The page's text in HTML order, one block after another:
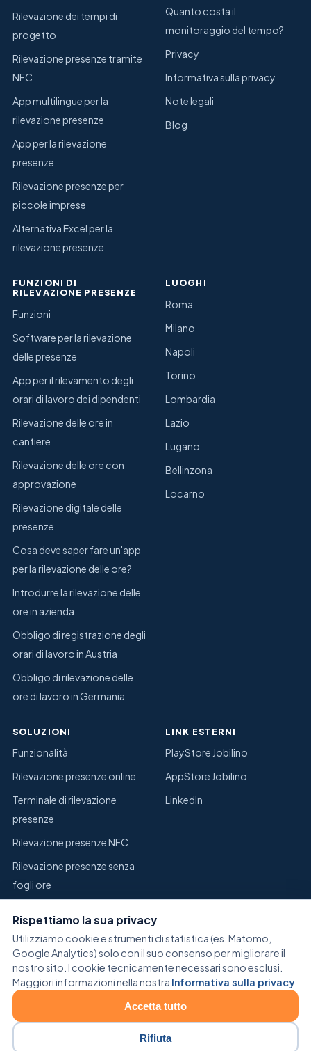
Rilevazione dei tempi di
progetto
Rilevazione presenze tramite
NFC
App multilingue per la
rilevazione presenze
App per la rilevazione
presenze
Rilevazione presenze per
piccole imprese
Alternativa Excel per la
rilevazione presenze
Quanto costa il
monitoraggio del tempo?
Privacy
Informativa sulla privacy
Note legali
Blog
FUNZIONI DI
RILEVAZIONE PRESENZE
Funzioni
Software per la rilevazione
delle presenze
App per il rilevamento degli
orari di lavoro dei dipendenti
Rilevazione delle ore in
cantiere
Rilevazione delle ore con
approvazione
Rilevazione digitale delle
presenze
Cosa deve saper fare un'app
per la rilevazione delle ore?
Introdurre la rilevazione delle
ore in azienda
Obbligo di registrazione degli
orari di lavoro in Austria
Obbligo di rilevazione delle
ore di lavoro in Germania
LUOGHI
Roma
Milano
Napoli
Torino
Lombardia
Lazio
Lugano
Bellinzona
Locarno
SOLUZIONI
Funzionalità
Rilevazione presenze online
Terminale di rilevazione
presenze
Rilevazione presenze NFC
Rilevazione presenze senza
fogli ore
rilevazione presenze
Gestione del magazzino
LINK ESTERNI
PlayStore Jobilino
AppStore Jobilino
LinkedIn
© 2026 Jobilino. Tutti i diritti riservati.
Rispettiamo la sua privacy
Utilizziamo cookie e strumenti di statistica (es. Matomo,
Google Analytics) solo con il suo consenso per migliorare il
nostro sito. I cookie tecnicamente necessari sono esclusi.
Maggiori informazioni nella nostra Informativa sulla privacy
Rifiuta
Accetta tutto